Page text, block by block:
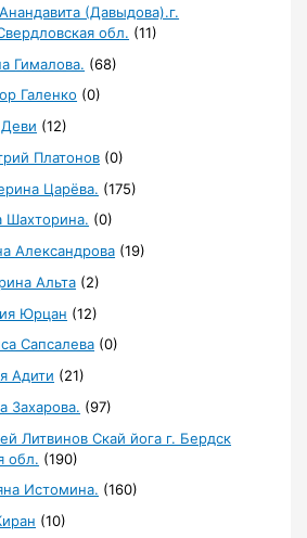
(Давыдова).г.
обл. (11)
Гималова. (68)
Галенко (0)
(12)
Платонов (0)
Царёва. (175)
Шахторина. (0)
Александрова (19)
Альта (2)
Юрцан (12)
Сапсалева (0)
Адити (21)
Захарова. (97)
Литвинов Скай йога г. Бердск
обл. (190)
Истомина. (160)
(10)